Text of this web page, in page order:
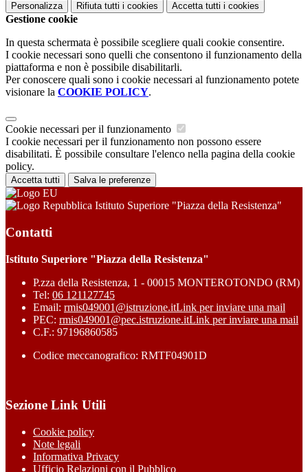
Personalizza Rifiuta tutti i cookies Accetta tutti i cookies
Gestione cookie
In questa schermata è possibile scegliere quali cookie consentire.
I cookie necessari sono quelli che consentono il funzionamento della
piattaforma e non è possibile disabilitarli.
Per conoscere quali sono i cookie necessari al funzionamento potete
visionare la COOKIE POLICY.
Cookie necessari per il funzionamento
I cookie necessari per il funzionamento non possono essere
disabilitati. È possibile consultare l'elenco nella pagina della cookie
policy.
Accetta tutti Salva le preferenze
Istituto Superiore "Piazza della Resistenza"
Contatti
Istituto Superiore "Piazza della Resistenza"
P.zza della Resistenza, 1 - 00015 MONTEROTONDO (RM)
Tel: 06 121127745
Email: rmis049001@istruzione.itLink per inviare una mail
PEC: rmis049001@pec.istruzione.itLink per inviare una mail
C.F.: 97196860585
Codice meccanografico: RMTF04901D
Sezione Link Utili
Cookie policy
Note legali
Informativa Privacy
Ufficio Relazioni con il Pubblico